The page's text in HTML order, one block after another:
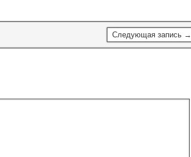
Следующая запись →